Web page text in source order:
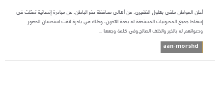
أعلن المواطن ملفي بهلول الظفيري، من أهالي محافظة حفر الباطن، عن مبادرة إنسانية تمثلت في
إسقاط جميع المديونيات المستحقة له بذمة الآخرين، وذلك في بادرة لاقت استحسان الحضور
ودعواتهم له بالخير والخلف الصالح.​وفي كلمة وجهها ...
aan-morshd